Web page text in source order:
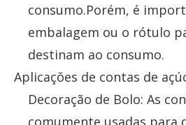
consumo.Porém, é
embalagem ou o rótulo
destinam ao consumo.
Aplicações de contas de
Decoração de Bolo: As
comumente usadas para